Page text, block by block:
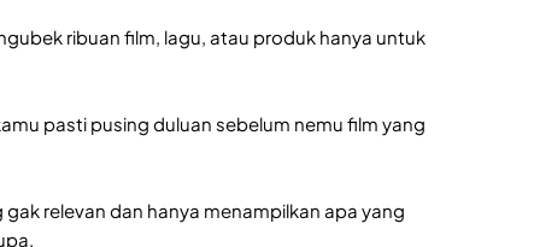
ribuan film, lagu, atau produk hanya untuk
pasti pusing duluan sebelum nemu film yang
relevan dan hanya menampilkan apa yang